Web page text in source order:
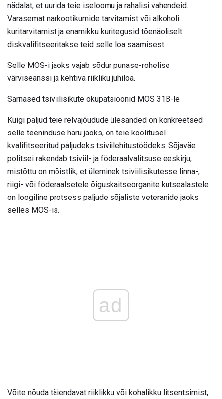
nädalat, et uurida teie iseloomu ja rahalisi vahendeid.
Varasemat narkootikumide tarvitamist või alkoholi
kuritarvitamist ja enamikku kuritegusid tõenäoliselt
diskvalifitseeritakse teid selle loa saamisest.
Selle MOS-i jaoks vajab sõdur punase-rohelise
värviseanssi ja kehtiva riikliku juhiloa.
Sarnased tsiviilisikute okupatsioonid MOS 31B-le
Kuigi paljud teie relvajõudude ülesanded on konkreetsed
selle teeninduse haru jaoks, on teie koolitusel
kvalifitseeritud paljudeks tsiviilehitustöödeks. Sõjaväe
politsei rakendab tsiviil- ja föderaalvalitsuse eeskirju,
mistõttu on mõistlik, et üleminek tsiviilisikutesse linna-,
riigi- või föderaalsetele õiguskaitseorganite kutsealastele
on loogiline protsess paljude sõjaliste veteranide jaoks
selles MOS-is.
ad
Võite nõuda täiendavat riiklikku või kohalikku litsentsimist,